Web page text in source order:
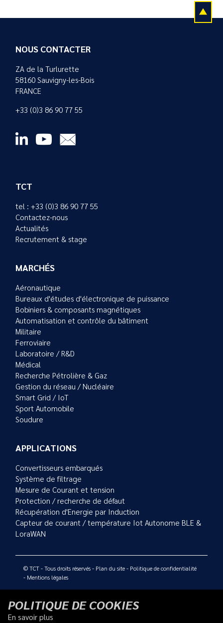
NOUS CONTACTER
ZA de la Turlurette
58160 Sauvigny-les-Bois
FRANCE
+33 (0)3 86 90 77 55
TCT
tel : +33 (0)3 86 90 77 55
Contactez-nous
Actualités
Recrutement & stage
MARCHÉS
Aéronautique
Bureaux d'études d'électronique de puissance
Bobiniers & composants magnétiques
Automatisation et contrôle du bâtiment
Militaire
Ferroviaire
Laboratoire / R&D
Médical
Recherche Pétrolière & Gaz
Gestion du réseau / Nucléaire
Smart Grid / IoT
Sport Automobile
Soudure
APPLICATIONS
Convertisseurs embarqués
Système de filtrage
Mesure de Courant et tension
Protection / recherche de défaut
Récupération d'Energie par Induction
Capteur de courant / température Iot Autonome BLE &
LoraWAN
© TCT - Tous droits réservés - Plan du site- Politique de confidentialité
- Mentions légales
POLITIQUE DE COOKIES
En savoir plus